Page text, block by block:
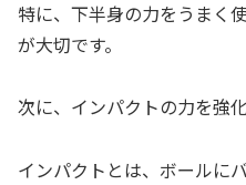
特に、下半身の力をうまく
が大切です。
次に、インパクトの力を強
インパクトとは、ボールに